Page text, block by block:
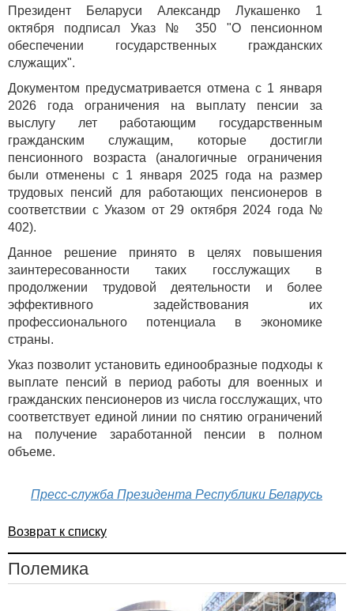
Президент Беларуси Александр Лукашенко 1
октября подписал Указ № 350 "О пенсионном
обеспечении государственных гражданских
служащих".
Документом предусматривается отмена с 1 января
2026 года ограничения на выплату пенсии за
выслугу лет работающим государственным
гражданским служащим, которые достигли
пенсионного возраста (аналогичные ограничения
были отменены с 1 января 2025 года на размер
трудовых пенсий для работающих пенсионеров в
соответствии с Указом от 29 октября 2024 года №
402).
Данное решение принято в целях повышения
заинтересованности таких госслужащих в
продолжении трудовой деятельности и более
эффективного задействования их
профессионального потенциала в экономике
страны.
Указ позволит установить единообразные подходы к
выплате пенсий в период работы для военных и
гражданских пенсионеров из числа госслужащих, что
соответствует единой линии по снятию ограничений
на получение заработанной пенсии в полном
объеме.
Пресс-служба Президента Республики Беларусь
Возврат к списку
Полемика